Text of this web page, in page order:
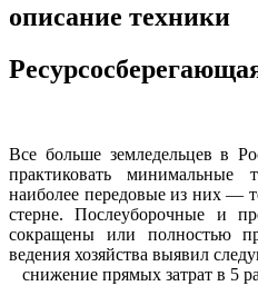
описание техники
Все больше земледельцев в
практиковать минимальные
наиболее передовые из них —
стерне. Послеуборочные и
сокращены или полностью
ведения хозяйства выявил
снижение прямых затрат в 5